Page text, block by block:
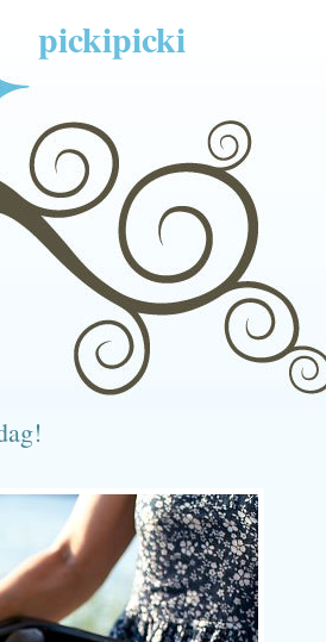
pickipicki